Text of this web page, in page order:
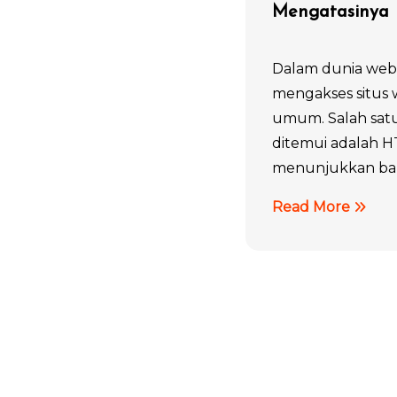
Mengatasinya
Dalam dunia
mengakses situs
umum. Salah
ditemui adalah
menunjukkan
Read More